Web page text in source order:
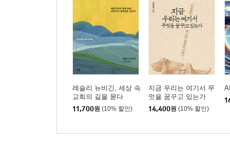
레슬리 뉴비긴, 세상 속
교회의 길을 묻다
11,700원 (10% 할인)
지금 우리는 여기서 무
엇을 꿈꾸고 있는가
14,400원 (10% 할인)